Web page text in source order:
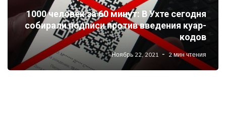
1000 человек за 60 минут: В Ухте сегодня
собирали подписи против введения куар-
кодов
Ноябрь 22, 2021 2 мин чтения